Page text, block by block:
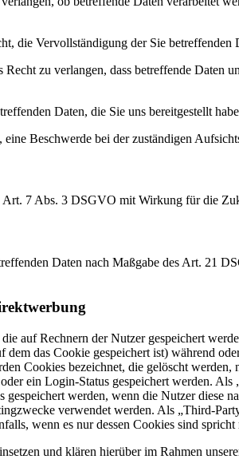
die Vervollständigung der Sie
zu verlangen, dass betreffende
Daten, die Sie uns bereitgestellt
Beschwerde bei der zuständigen
Art. 7 Abs. 3 DSGVO mit Wirkung für die
Daten nach Maßgabe des Art. 21
auf Rechnern der Nutzer gespeichert
das Cookie gespeichert ist) während
Cookies bezeichnet, die gelöscht
ein Login-Status gespeichert werden.
werden, wenn die Nutzer diese
verwendet werden. Als „Third-
wenn es nur dessen Cookies sind
und klären hierüber im Rahmen